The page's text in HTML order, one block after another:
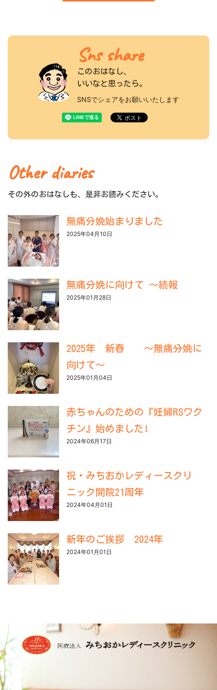
Sns share
このおはなし、
いいなと思ったら。
SNSでシェアをお願いいたします
Other diaries
その外のおはなしも、是非お読みください。
無痛分娩始まりました
2025年04月10日
無痛分娩に向けて ～続報
2025年01月28日
2025年 新春 ～無痛分娩に
向けて～
2025年01月04日
赤ちゃんのための『妊婦RSワク
チン』始めました!
2024年06月17日
祝・みちおかレディースクリ
ニック開院21周年
2024年04月01日
新年のご挨拶 2024年
2024年01月01日